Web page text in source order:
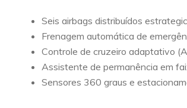
Seis airbags distribuídos
Frenagem automática de
Controle de cruzeiro adaptativo
Assistente de permanência em
Sensores 360 graus e